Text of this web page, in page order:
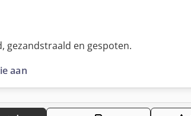
gezandstraald en gespoten.
aan